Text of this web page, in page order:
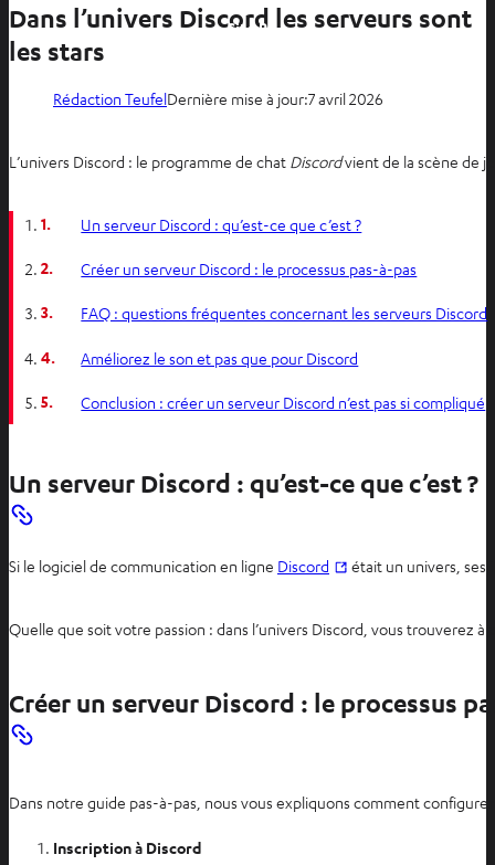
Site BE
Dans l’univers Discord les serveurs sont
les stars
Rédaction TeufelDernière mise à jour:7 avril 2026
L’univers Discord : le programme de chat Discordvient de la scène de
1. Un serveur Discord : qu’est-ce que c’est ?
2. Créer un serveur Discord : le processus pas-à-pas
3. FAQ : questions fréquentes concernant les serveurs Discord
4. Améliorez le son et pas que pour Discord
5. Conclusion : créer un serveur Discord n’est pas si compliqué
Un serveur Discord : qu’est-ce que c’est ?
Si le logiciel de communication en ligne Discord
O
r
s
était un univers, ses
Quelle que soit votre passion : dans l’univers Discord, vous trouverez
Créer un serveur Discord : le processus
Dans notre guide pas-à-pas, nous vous expliquons comment
Inscription à Discord